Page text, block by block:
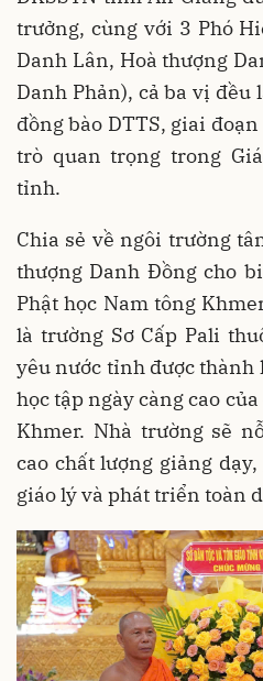
trưởng, cùng với 3 Phó
Danh Lân, Hoà thượng
Danh Phản), cả ba vị
đồng bào DTTS, giai
trò quan trọng trong
tỉnh.
Chia sẻ về ngôi trường
thượng Danh Đồng cho
Phật học Nam tông
là trường Sơ Cấp Pali
yêu nước tỉnh được thành
học tập ngày càng cao
Khmer. Nhà trường sẽ
cao chất lượng giảng
giáo lý và phát triển toàn